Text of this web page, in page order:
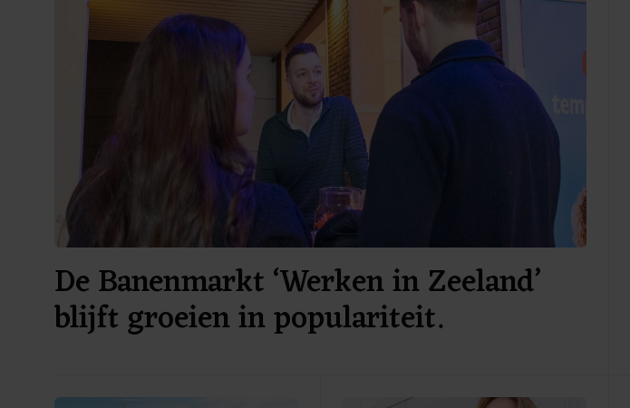
De Banenmarkt ‘Werken in Zeeland’
blijft groeien in populariteit.